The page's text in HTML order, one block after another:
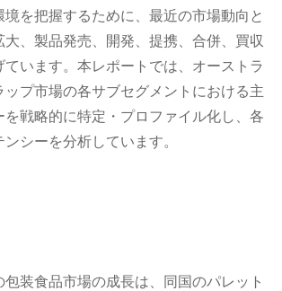
を把握するために、最近の市場動向と
、製品発売、開発、提携、合併、買収
ています。本レポートでは、オーストラ
ップ市場の各サブセグメントにおける主
戦略的に特定・プロファイル化し、各
シーを分析しています。
装食品市場の成長は、同国のパレット